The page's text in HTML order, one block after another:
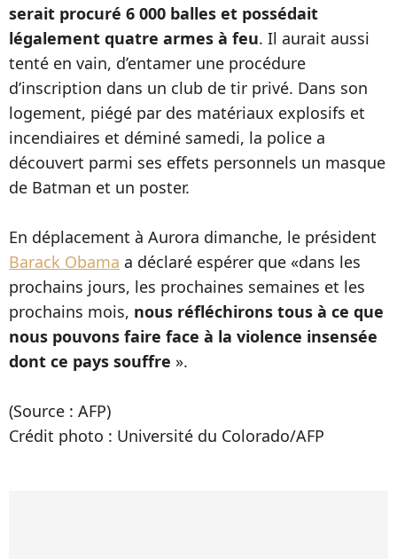
serait procuré 6 000 balles et possédait
légalement quatre armes à feu. Il aurait aussi
tenté en vain, d’entamer une procédure
d’inscription dans un club de tir privé. Dans son
logement, piégé par des matériaux explosifs et
incendiaires et déminé samedi, la police a
découvert parmi ses effets personnels un masque
de Batman et un poster.
En déplacement à Aurora dimanche, le président
Barack Obama a déclaré espérer que «dans les
prochains jours, les prochaines semaines et les
prochains mois, nous réfléchirons tous à ce que
nous pouvons faire face à la violence insensée
dont ce pays souffre ».
(Source : AFP)
Crédit photo : Université du Colorado/AFP